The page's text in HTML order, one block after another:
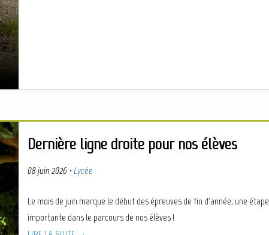
Dernière ligne droite pour nos élèves
08 juin 2026 · Lycée
Le mois de juin marque le début des épreuves de fin d'année, une étape
importante dans le parcours de nos élèves !